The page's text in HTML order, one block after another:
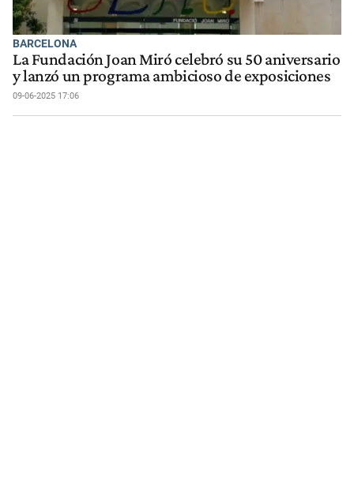
BARCELONA
La Fundación Joan Miró celebró su 50 aniversario
y lanzó un programa ambicioso de exposiciones
09-06-2025 17:06